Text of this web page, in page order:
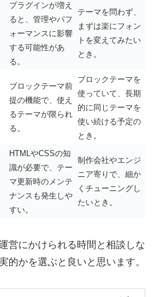
プラグインが増え
ると、管理やパフ
ォーマンスに影響
する可能性があ
る。
テーマを問わず、
まずは楽にフォン
トを変えてみたい
とき。
ブロックテーマ前
提の機能で、使え
るテーマが限られ
る。
ブロックテーマを
使っていて、長期
的に同じテーマを
使い続ける予定の
とき。
HTMLやCSSの知
識が必要で、テー
マ更新時のメンテ
ナンスも発生しや
すい。
制作会社やエンジ
ニア寄りで、細か
くチューニングし
たいとき。
営にかけられる時間と相談しな
的かを選ぶと良いと思います。